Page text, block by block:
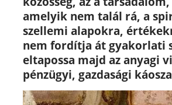
amelyik nem talál rá, a
szellemi alapokra,
nem fordítja át gyakorlati
eltapossa majd az anyagi
pénzügyi, gazdasági